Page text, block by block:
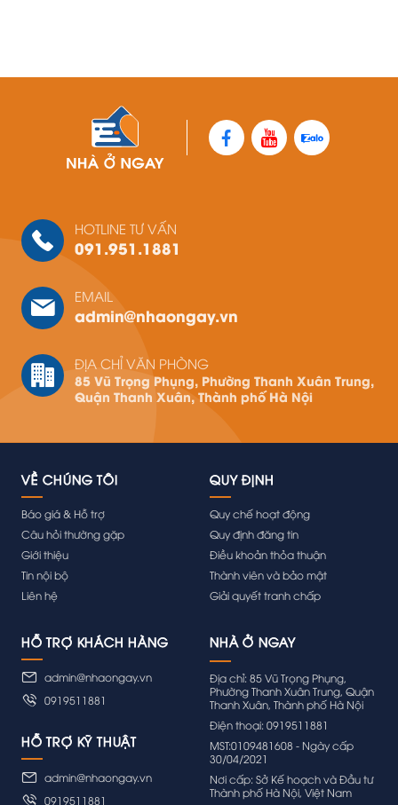
HOTLINE TƯ VẤN
091.951.1881
EMAIL
admin@nhaongay.vn
ĐỊA CHỈ VĂN PHÒNG
85 Vũ Trọng Phụng, Phường Thanh Xuân Trung,
Quận Thanh Xuân, Thành phố Hà Nội
VỀ CHÚNG TÔI
Báo giá & Hỗ trợ
Câu hỏi thường gặp
Giới thiệu
Tin nội bộ
Liên hệ
QUY ĐỊNH
Quy chế hoạt động
Quy định đăng tin
Điều khoản thỏa thuận
Thành viên và bảo mật
Giải quyết tranh chấp
HỖ TRỢ KHÁCH HÀNG
admin@nhaongay.vn
0919511881
HỖ TRỢ KỸ THUẬT
admin@nhaongay.vn
0919511881
Địa chỉ: 85 Vũ Trọng Phụng,
Phường Thanh Xuân Trung, Quận
Thanh Xuân, Thành phố Hà Nội
Điện thoại: 0919511881
MST:0109481608 - Ngày cấp
30/04/2021
Nơi cấp: Sở Kế hoạch và Đầu tư
Thành phố Hà Nội, Việt Nam